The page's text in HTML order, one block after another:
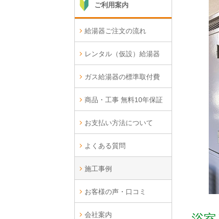
ご利用案内
給湯器ご注文の流れ
レンタル（仮設）給湯器
ガス給湯器の標準取付費
商品・工事 無料10年保証
お支払い方法について
よくある質問
施工事例
お客様の声・口コミ
会社案内